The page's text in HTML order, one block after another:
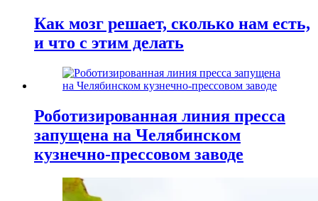
Как мозг решает, сколько нам есть,
и что с этим делать
Роботизированная линия пресса
запущена на Челябинском
кузнечно-прессовом заводе